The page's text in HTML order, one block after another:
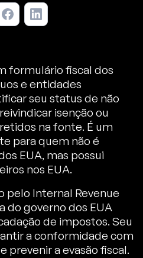
formulário fiscal dos
e entidades
seu status de não
isenção ou
na fonte. É um
para quem não é
EUA, mas possui
nos EUA.
pelo Internal Revenue
do governo dos EUA
de impostos. Seu
a conformidade com
prevenir a evasão fiscal.